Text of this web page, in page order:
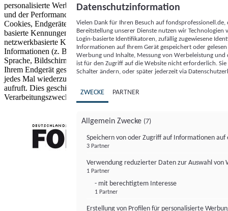
personalisierte Werbung und Inhalte, Messung von Werbeleistung
und der Performance von Inhalten sowie Zielgruppenforschung.
Cookies, Endgeräte- oder ähnliche Online-Kennungen (z. B. login-
basierte Kennungen, zufällig generierte Kennungen,
netzwerkbasierte Kennungen) können zusammen mit anderen
Informationen (z. B. Browsertyp und Browserinformationen,
Sprache, Bildschirmgröße, unterstützte Technologien usw.) auf
Ihrem Endgerät gespeichert oder von dort ausgelesen werden, um es
jedes Mal wiederzuerkennen, wenn es eine App oder einer Webseite
aufruft. Dies geschieht für einen oder mehrere der hier aufgeführten
Verarbeitungszwecke.
Datenschutzinformation
Vielen Dank für Ihren Besuch auf
Bereitstellung unserer Dienste nutzen wir Technologien
Login-basierte Identifikatoren, zufällig zugewiesene
Informationen auf Ihrem Gerät gespeichert oder
Werbung und Inhalte, Messung von Werbeleistung
ist für den Zugriff auf die Website nicht erforderlich.
Schalter ändern, oder später jederzeit via
ZWECKE PARTNER
Allgemein Zwecke (7)
Speichern von oder Zugriff auf Informationen auf
3 Partner
Verwendung reduzierter Daten zur Auswahl von
1 Partner
- mit berechtigtem Interesse
1 Partner
Erstellung von Profilen für personalisierte
FONDS professionell